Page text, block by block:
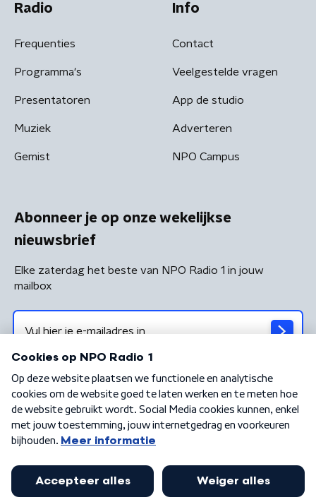
Radio
Frequenties
Programma's
Presentatoren
Muziek
Gemist
Info
Contact
Veelgestelde vragen
App de studio
Adverteren
NPO Campus
Abonneer je op onze wekelijkse
nieuwsbrief
Elke zaterdag het beste van NPO Radio 1 in jouw
mailbox
Algemene voorwaarden